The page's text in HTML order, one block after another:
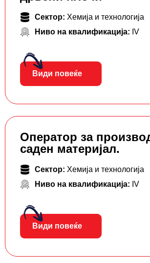
Сектор: Хемија и технологија
Ниво на квалификација: IV
Види повеќе
Оператор за
саден материјал.
Сектор: Хемија и технологија
Ниво на квалификација: IV
Види повеќе